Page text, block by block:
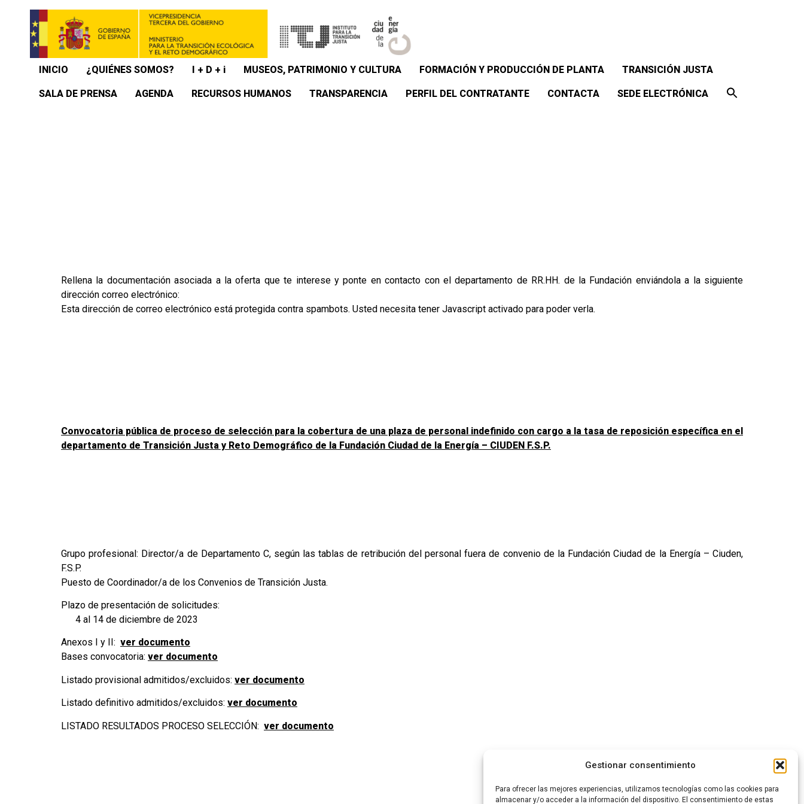
Gestionar consentimiento
Para ofrecer las mejores experiencias, utilizamos tecnologías como las cookies para
almacenar y/o acceder a la información del dispositivo. El consentimiento de estas
INICIO ¿QUIÉNES SOMOS? I + D + i MUSEOS, PATRIMONIO Y CULTURA FORMACIÓN Y PRODUCCIÓN DE PLANTA TRANSICIÓN JUSTA
SALA DE PRENSA AGENDA RECURSOS HUMANOS TRANSPARENCIA PERFIL DEL CONTRATANTE CONTACTA SEDE ELECTRÓNICA
Rellena la documentación asociada a la oferta que te interese y ponte en contacto con el departamento de RR.HH. de la Fundación enviándola a la siguiente
dirección correo electrónico:
Esta dirección de correo electrónico está protegida contra spambots. Usted necesita tener Javascript activado para poder verla.
Convocatoria pública de proceso de selección para la cobertura de una plaza de personal indefinido con cargo a la tasa de reposición específica en el
departamento de Transición Justa y Reto Demográfico de la Fundación Ciudad de la Energía – CIUDEN F.S.P.
Grupo profesional: Director/a de Departamento C, según las tablas de retribución del personal fuera de convenio de la Fundación Ciudad de la Energía – Ciuden,
F.S.P.
Puesto de Coordinador/a de los Convenios de Transición Justa.
Plazo de presentación de solicitudes:
4 al 14 de diciembre de 2023
Anexos I y II: ver documento
Bases convocatoria: ver documento
Listado provisional admitidos/excluidos: ver documento
Listado definitivo admitidos/excluidos: ver documento
LISTADO RESULTADOS PROCESO SELECCIÓN: ver documento